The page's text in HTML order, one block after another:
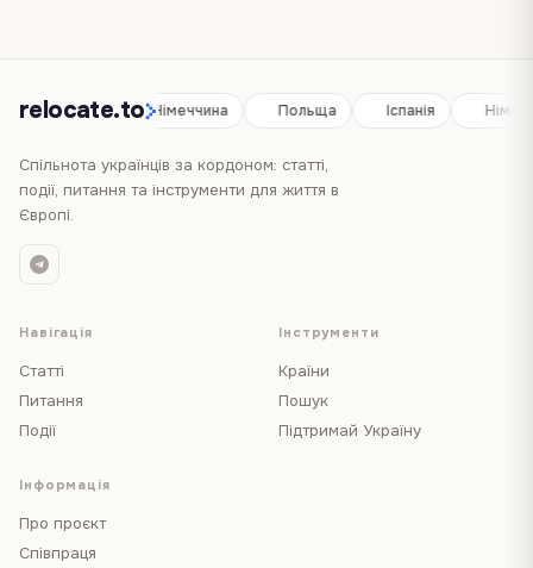
relocate.to
Іспанія Німеччина Польща Іспанія
Спільнота українців за кордоном: статті,
події, питання та інструменти для життя в
Європі.
Навігація
Статті
Питання
Події
Інструменти
Країни
Пошук
Підтримай Україну
Інформація
Про проєкт
Співпраця